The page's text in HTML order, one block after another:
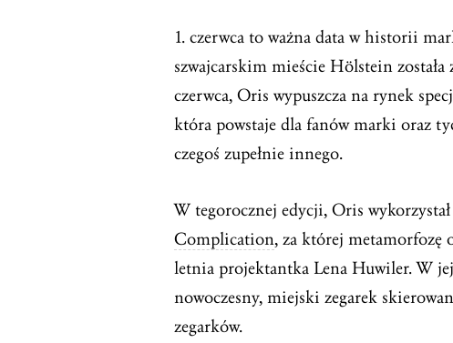
1. czerwca to ważna data w historii
szwajcarskim mieście Hölstein
czerwca, Oris wypuszcza na rynek
która powstaje dla fanów marki oraz
czegoś zupełnie innego.
W tegorocznej edycji, Oris
Complication, za której metamorfozę
letnia projektantka Lena Huwiler. W
nowoczesny, miejski zegarek
zegarków.